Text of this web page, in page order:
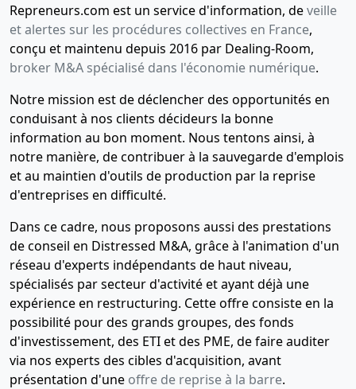
Repreneurs.com est un service d'information, deveille
et alertes sur les procédures collectives en France,
conçu et maintenu depuis 2016 par Dealing-Room,
broker M&A spécialisé dans l'économie numérique.
Notre mission est de déclencher des opportunités en
conduisant à nos clients décideurs la bonne
information au bon moment. Nous tentons ainsi, à
notre manière, de contribuer à la sauvegarde d'emplois
et au maintien d'outils de production par la reprise
d'entreprises en difficulté.
Dans ce cadre, nous proposons aussi des prestations
de conseil en Distressed M&A, grâce à l'animation d'un
réseau d'experts indépendants de haut niveau,
spécialisés par secteur d'activité et ayant déjà une
expérience en restructuring. Cette offre consiste en la
possibilité pour des grands groupes, des fonds
d'investissement, des ETI et des PME, de faire auditer
via nos experts des cibles d'acquisition, avant
présentation d'une offre de reprise à la barre.